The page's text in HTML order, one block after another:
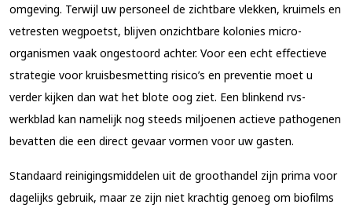
omgeving. Terwijl uw personeel de zichtbare vlekken, kruimels en
vetresten wegpoetst, blijven onzichtbare kolonies micro-
organismen vaak ongestoord achter. Voor een echt effectieve
strategie voor kruisbesmetting risico’s en preventie moet u
verder kijken dan wat het blote oog ziet. Een blinkend rvs-
werkblad kan namelijk nog steeds miljoenen actieve pathogenen
bevatten die een direct gevaar vormen voor uw gasten.
Standaard reinigingsmiddelen uit de groothandel zijn prima voor
dagelijks gebruik, maar ze zijn niet krachtig genoeg om biofilms